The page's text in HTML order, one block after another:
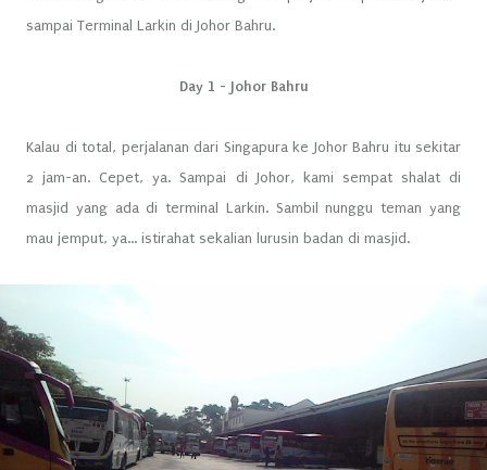
sampai Terminal Larkin di Johor Bahru.
Day 1 - Johor Bahru
Kalau di total, perjalanan dari Singapura ke Johor Bahru itu sekitar
2 jam-an. Cepet, ya. Sampai di Johor, kami sempat shalat di
masjid yang ada di terminal Larkin. Sambil nunggu teman yang
mau jemput, ya... istirahat sekalian lurusin badan di masjid.